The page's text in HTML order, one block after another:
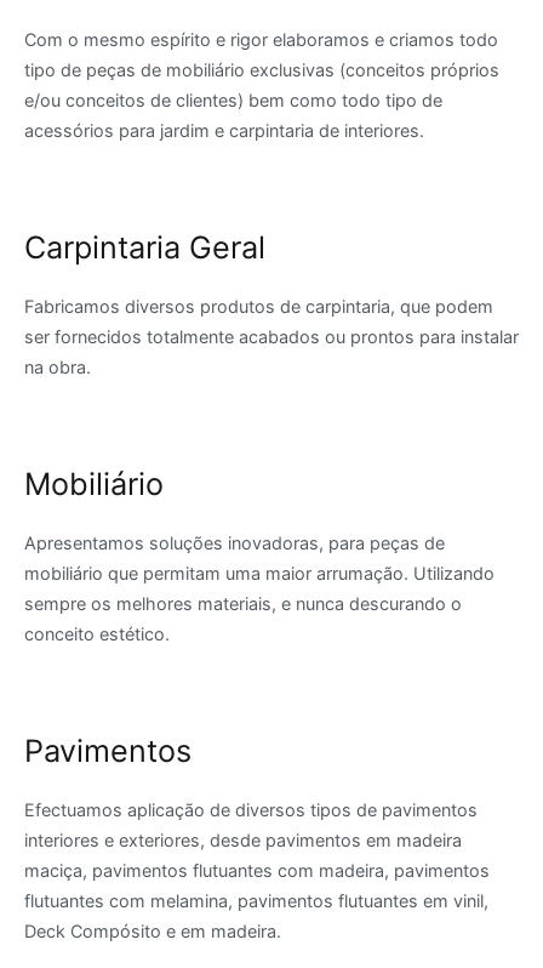
Com o mesmo espírito e rigor elaboramos e criamos todo
tipo de peças de mobiliário exclusivas (conceitos próprios
e/ou conceitos de clientes) bem como todo tipo de
acessórios para jardim e carpintaria de interiores.
Carpintaria Geral
Fabricamos diversos produtos de carpintaria, que podem
ser fornecidos totalmente acabados ou prontos para instalar
na obra.
Mobiliário
Apresentamos soluções inovadoras, para peças de
mobiliário que permitam uma maior arrumação. Utilizando
sempre os melhores materiais, e nunca descurando o
conceito estético.
Pavimentos
Efectuamos aplicação de diversos tipos de pavimentos
interiores e exteriores, desde pavimentos em madeira
maciça, pavimentos flutuantes com madeira, pavimentos
flutuantes com melamina, pavimentos flutuantes em vinil,
Deck Compósito e em madeira.